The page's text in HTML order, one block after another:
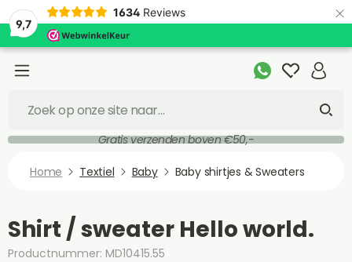
9,7
1634 Reviews ×
Gratis verzenden boven €50,-
Home Textiel Baby Baby shirtjes & Sweaters
Shirt / sweater Hello world.
Productnummer: MD10415.55